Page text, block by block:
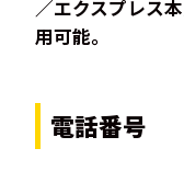
／エクスプレス
用可能。
電話番号